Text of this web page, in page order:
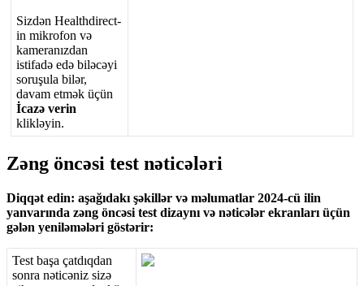
Sizdən Healthdirect-
in mikrofon və
kameranızdan
istifadə edə biləcəyi
soruşula bilər,
davam etmək üçün
İcazə verin
klikləyin.
Zəng öncəsi test nəticələri
Diqqət edin: aşağıdakı şəkillər və məlumatlar 2024-cü ilin
yanvarında zəng öncəsi test dizaynı və nəticələr ekranları üçün
gələn yeniləmələri göstərir:
Test başa çatdıqdan
sonra nəticəniz sizə